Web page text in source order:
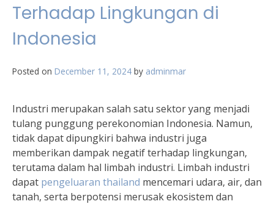
Terhadap Lingkungan di
Indonesia
Posted on December 11, 2024 by adminmar
Industri merupakan salah satu sektor yang menjadi
tulang punggung perekonomian Indonesia. Namun,
tidak dapat dipungkiri bahwa industri juga
memberikan dampak negatif terhadap lingkungan,
terutama dalam hal limbah industri. Limbah industri
dapat pengeluaran thailand mencemari udara, air, dan
tanah, serta berpotensi merusak ekosistem dan